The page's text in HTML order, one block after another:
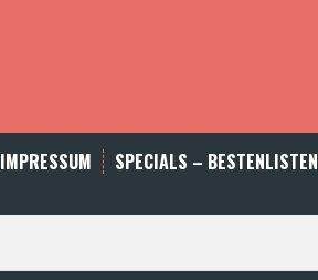
IMPRESSUM
SPECIALS – BESTENLISTEN